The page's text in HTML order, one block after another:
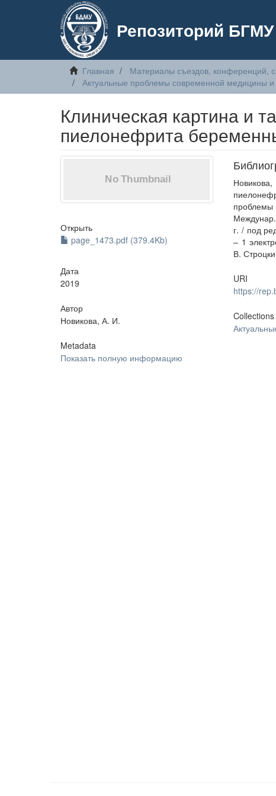
Репозиторий БГМУ
Главная Материалы съездов, конференций,
Актуальные проблемы современной медицины
Клиническая картина и
пиелонефрита
Открыть
page_1473.pdf (379.4Kb)
Дата
2019
Автор
Новикова, А. И.
Metadata
Показать полную информацию
г. / под
– 1
В.
URI
https://
Collections